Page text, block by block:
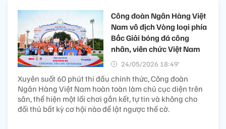
Công đoàn Ngân Hàng Việt
Nam vô địch Vòng loại phía
Bắc Giải bóng đá công
nhân, viên chức Việt Nam
24/05/2026 18:49’
Xuyên suốt 60 phút thi đấu chính thức, Công đoàn
Ngân Hàng Việt Nam hoàn toàn làm chủ cục diện trên
sân, thể hiện một lối chơi gắn kết, tự tin và không cho
đối thủ bất kỳ cơ hội nào để lật ngược thế cờ.